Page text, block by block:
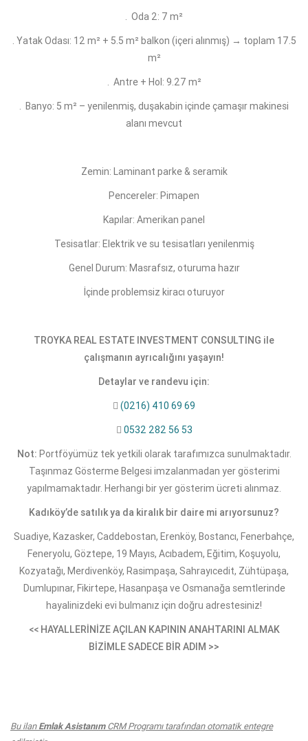
. Oda 2: 7 m²
. Yatak Odası: 12 m² + 5.5 m² balkon (içeri alınmış) → toplam 17.5
m²
. Antre + Hol: 9.27 m²
. Banyo: 5 m² – yenilenmiş, duşakabin içinde çamaşır makinesi
alanı mevcut
Zemin: Laminant parke & seramik
Pencereler: Pimapen
Kapılar: Amerikan panel
Tesisatlar: Elektrik ve su tesisatları yenilenmiş
Genel Durum: Masrafsız, oturuma hazır
İçinde problemsiz kiracı oturuyor
TROYKA REAL ESTATE INVESTMENT CONSULTING ile
çalışmanın ayrıcalığını yaşayın!
Detaylar ve randevu için:
 (0216) 410 69 69
 0532 282 56 53
Not: Portföyümüz tek yetkili olarak tarafımızca sunulmaktadır.
Taşınmaz Gösterme Belgesi imzalanmadan yer gösterimi
yapılmamaktadır. Herhangi bir yer gösterim ücreti alınmaz.
Kadıköy’de satılık ya da kiralık bir daire mi arıyorsunuz?
Suadiye, Kazasker, Caddebostan, Erenköy, Bostancı, Fenerbahçe,
Feneryolu, Göztepe, 19 Mayıs, Acıbadem, Eğitim, Koşuyolu,
Kozyatağı, Merdivenköy, Rasimpaşa, Sahrayıcedit, Zühtüpaşa,
Dumlupınar, Fikirtepe, Hasanpaşa ve Osmanağa semtlerinde
hayalinizdeki evi bulmanız için doğru adrestesiniz!
<< HAYALLERİNİZE AÇILAN KAPININ ANAHTARINI ALMAK
BİZİMLE SADECE BİR ADIM >>
Bu ilanEmlak AsistanımCRM Programı tarafından otomatik entegre